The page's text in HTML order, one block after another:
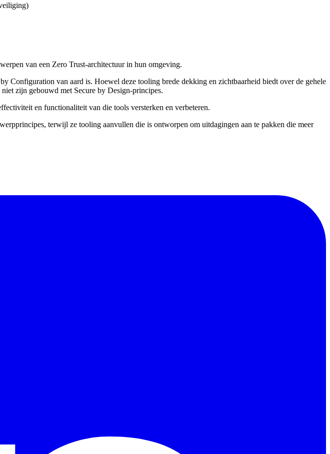
van een Zero Trust-architectuur in hun omgeving.
Configuration van aard is. Hoewel deze tooling brede dekking en zichtbaarheid biedt over de gehele
zijn gebouwd met Secure by Design-principes.
en functionaliteit van die tools versterken en verbeteren.
terwijl ze tooling aanvullen die is ontworpen om uitdagingen aan te pakken die meer